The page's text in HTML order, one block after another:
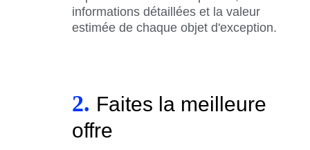
informations détaillées et la valeur
estimée de chaque objet d'exception.
2. Faites la meilleure
offre